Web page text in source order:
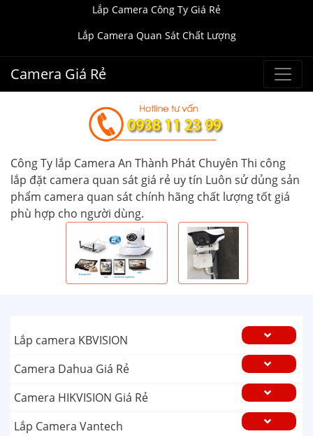
Lắp Camera Công Ty Giá Rẻ
Lắp Camera Quan Sát Chất Lượng
Camera Giá Rẻ
Công Ty lắp Camera An Thành Phát Chuyên Thi công
lắp đặt camera quan sát giá rẻ uy tín Luôn sử dủng sản
phẩm camera quan sát chính hãng chất lượng tốt giá
phù hợp cho người dùng.
Lắp camera KBVISION
Camera Dahua Giá Rẻ
Camera HIKVISION Giá Rẻ
Lắp Camera Vantech